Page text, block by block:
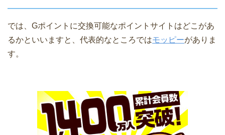
では、Gポイントに交換可能なポイントサイトはどこがあ
るかといいますと、代表的なところではモッピーがありま
す。